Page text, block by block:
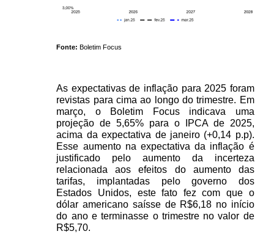
Fonte: Boletim Focus
As expectativas de inflação para 2025 foram
revistas para cima ao longo do trimestre. Em
março, o Boletim Focus indicava uma
projeção de 5,65% para o IPCA de 2025,
acima da expectativa de janeiro (+0,14 p.p).
Esse aumento na expectativa da inflação é
justificado pelo aumento da incerteza
relacionada aos efeitos do aumento das
tarifas, implantadas pelo governo dos
Estados Unidos, este fato fez com que o
dólar americano saísse de R$6,18 no início
do ano e terminasse o trimestre no valor de
R$5,70.